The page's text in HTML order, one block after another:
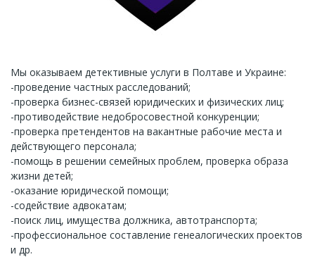
Мы оказываем детективные услуги в Полтаве и Украине:
-проведение частных расследований;
-проверка бизнес-связей юридических и физических лиц;
-противодействие недобросовестной конкуренции;
-проверка претендентов на вакантные рабочие места и
действующего персонала;
-помощь в решении семейных проблем, проверка образа
жизни детей;
-оказание юридической помощи;
-содействие адвокатам;
-поиск лиц, имущества должника, автотранспорта;
-профессиональное составление генеалогических проектов
и др.